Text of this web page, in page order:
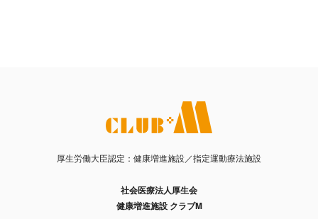
厚生労働大臣認定：健康増進施設／指定運動療法施設
社会医療法人厚生会
健康増進施設 クラブM